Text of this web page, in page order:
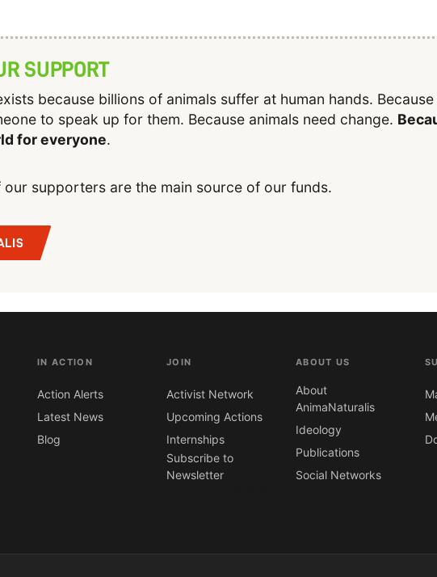
SUPPORT
because billions of animals suffer at human hands.
to speak up for them. Because animals need change.
for everyone.
supporters are the main source of our funds.
IN ACTION
Action Alerts
Latest News
Blog
JOIN
Activist Network
Upcoming Actions
Internships
Subscribe to
Newsletter
ABOUT US
About
AnimaNaturalis
Ideology
Publications
Social Networks